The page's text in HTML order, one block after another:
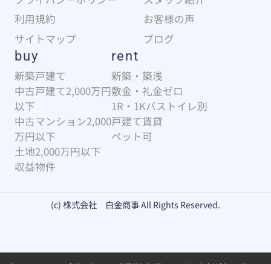
利用規約
お客様の声
サイトマップ
ブログ
buy
新築戸建て
中古戸建て2,000万円
以下
中古マンション2,000
万円以下
土地2,000万円以下
収益物件
rent
新築・築浅
敷金・礼金ゼロ
1R・1Kバストイレ別
戸建て賃貸
ペット可
(c) 株式会社 白金商事 All Rights Reserved.